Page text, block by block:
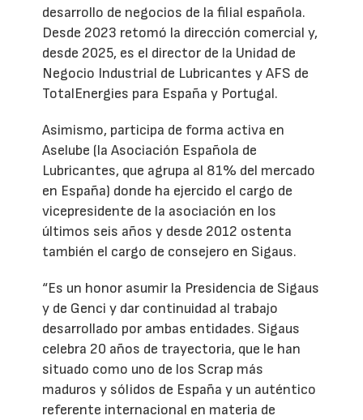
desarrollo de negocios de la filial española.
Desde 2023 retomó la dirección comercial y,
desde 2025, es el director de la Unidad de
Negocio Industrial de Lubricantes y AFS de
TotalEnergies para España y Portugal.
Asimismo, participa de forma activa en
Aselube (la Asociación Española de
Lubricantes, que agrupa al 81% del mercado
en España) donde ha ejercido el cargo de
vicepresidente de la asociación en los
últimos seis años y desde 2012 ostenta
también el cargo de consejero en Sigaus.
“Es un honor asumir la Presidencia de Sigaus
y de Genci y dar continuidad al trabajo
desarrollado por ambas entidades. Sigaus
celebra 20 años de trayectoria, que le han
situado como uno de los Scrap más
maduros y sólidos de España y un auténtico
referente internacional en materia de